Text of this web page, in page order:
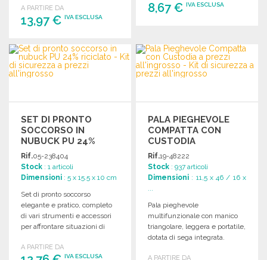
A PARTIRE DA
13,97 € IVA ESCLUSA
ORDINARE
Richiedi un preventivo
8,67 €IVA ESCLUSA
Richiedi un preventivo
SET DI PRONTO
SOCCORSO IN
NUBUCK PU 24%
RICICLATO
Rif.05-238404
Stock : 1 articoli
Dimensioni : 5 x 15.5 x 10 cm
Set di pronto soccorso
elegante e pratico, completo
di vari strumenti e accessori
per affrontare situazioni di
A PARTIRE DA
IVA ESCLUSA
PALA PIEGHEVOLE
COMPATTA CON
CUSTODIA
Rif.19-48222
Stock : 937 articoli
Dimensioni : 11,5 x 46 / 16 x
...
Pala pieghevole
multifunzionale con manico
triangolare, leggera e portatile,
dotata di sega integrata.
A PARTIRE DA